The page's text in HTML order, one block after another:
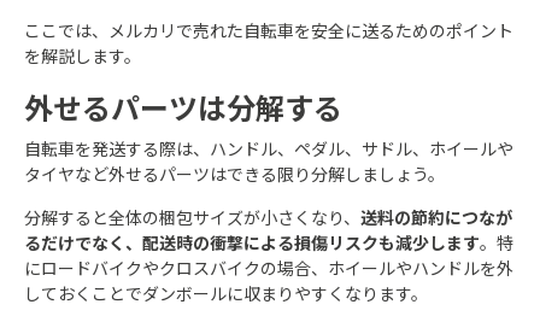
ここでは、メルカリで売れた自転車を安全に送るためのポイント
を解説します。
外せるパーツは分解する
自転車を発送する際は、ハンドル、ペダル、サドル、ホイールや
タイヤなど外せるパーツはできる限り分解しましょう。
分解すると全体の梱包サイズが小さくなり、 送料の節約につなが
るだけでなく、配送時の衝撃による損傷リスクも減少します。特
にロードバイクやクロスバイクの場合、ホイールやハンドルを外
しておくことでダンボールに収まりやすくなります。​